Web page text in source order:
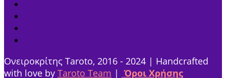
Ονειροκρίτης Taroto, 2016 - 2024 | Handcrafted
with love by Taroto Team | Όροι Χρήσης